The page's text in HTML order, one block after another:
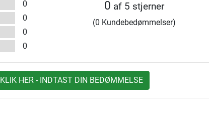
0
0
0
0
0 af 5 stjerner
(0 Kundebedømmelser)
KLIK HER - INDTAST DIN BEDØMMELSE